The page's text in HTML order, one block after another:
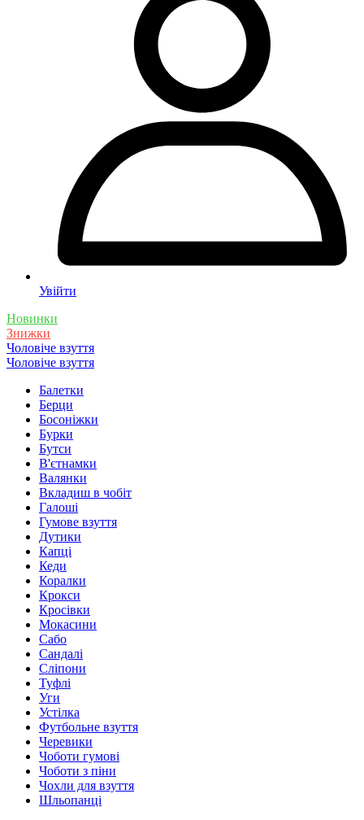
Увійти
Новинки
Знижки
Чоловіче взуття
Чоловіче взуття
Балетки
Берци
Босоніжки
Бурки
Бутси
В'єтнамки
Валянки
Вкладиш в чобіт
Галоші
Гумове взуття
Дутики
Капці
Кеди
Коралки
Крокси
Кросівки
Мокасини
Сабо
Сандалі
Сліпони
Туфлі
Уги
Устілка
Футбольне взуття
Черевики
Чоботи гумові
Чоботи з піни
Чохли для взуття
Шльопанці